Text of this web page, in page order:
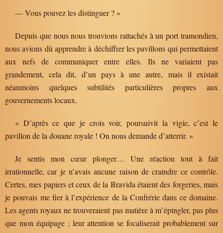
— Vous pouvez les distinguer ? »
Depuis que nous nous trouvions rattachés à un port tramondien,
nous avions dû apprendre à déchiffrer les pavillons qui permettaient
aux nefs de communiquer entre elles. Ils ne variaient pas
grandement, cela dit, d’un pays à une autre, mais il existait
néanmoins quelques subtilités particulières propres aux
gouvernements locaux.
« D’après ce que je crois voir, poursuivit la vigie, c’est le
pavillon de la douane royale ! On nous demande d’atterrir. »
Je sentis mon cœur plonger… Une réaction tout à fait
irrationnelle, car je n’avais aucune raison de craindre ce contrôle.
Certes, mes papiers et ceux de la Bravida étaient des forgeries, mais
je pouvais me fier à l’expérience de la Confrérie dans ce domaine.
Les agents royaux ne trouveraient pas matière à m’épingler, pas plus
que mon équipage ; leur attention se focaliserait probablement sur